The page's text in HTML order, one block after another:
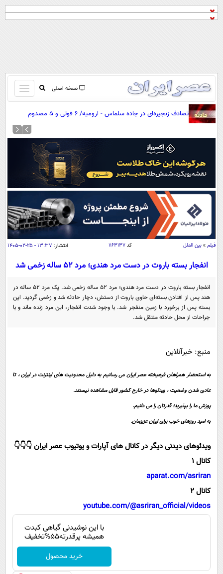
نسخه اصلی
باز
و
کردن
منو
صفحه اول
آرشیو
نظرسنجی
آب و هوا
اوقات شرعی
سواد زندگی
سیاسی
اقتصاد
جامعه
حوادث
بین الملل
سیاست خارجی
فرهنگ و هنر
سرگرمی
فیلم
سرگرمی
حوادث
محیط زیست
فرهنگی
پیامک
دانلود
تصادف زنجیره‌ای در جاده سلماس - ارومیه/ ۶ فوتی و ۵ مصدوم
فیلم » بین الملل کد ۱۱۶۳۱۳۷ انتشار: ۱۳:۳۷ - ۲۵-۰۲-۱۴۰۵
انفجار بسته باروت در دست مرد هندی؛ مرد ۵۲ ساله زخمی شد
انفجار بسته باروت در دست مرد هندی؛ مرد ۵۲ ساله زخمی شد. یک مرد ۵۲ ساله در
هند پس از افتادن بسته‌ای حاوی باروت از دستش، دچار حادثه شد و زخمی گردید. این
بسته پس از برخورد با زمین منفجر شد. با وجود شدت انفجار، این مرد زنده ماند و با
جراحات از محل حادثه منتقل شد.
منبع: خبرآنلاین
به استحضار همراهان فرهیخته عصر ایران می رسانیم به دلیل محدودیت های اینترنت در ایران ، تا
عادی شدن وضعیت ، ویدئوها در خارج کشور قابل مشاهده نیستند.
پوزش ما را بپذیرید؛ قدرتان را می دانیم.
به امید روزهای خوب برای ایران عزیزمان.
ویدئوهای دیدنی دیگر در کانال های آپارات و یوتیوب عصر ایران 👇👇👇
کانال 1
aparat.com/asriran
کانال 2
youtube.com/@asriran_official/videos
با این نوشیدنی گیاهی کبدت
همیشه پرقدرته55%تخفیف
خرید محصول